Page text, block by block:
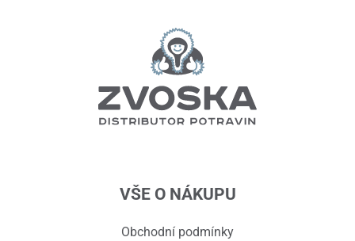
VŠE O NÁKUPU
Obchodní podmínky